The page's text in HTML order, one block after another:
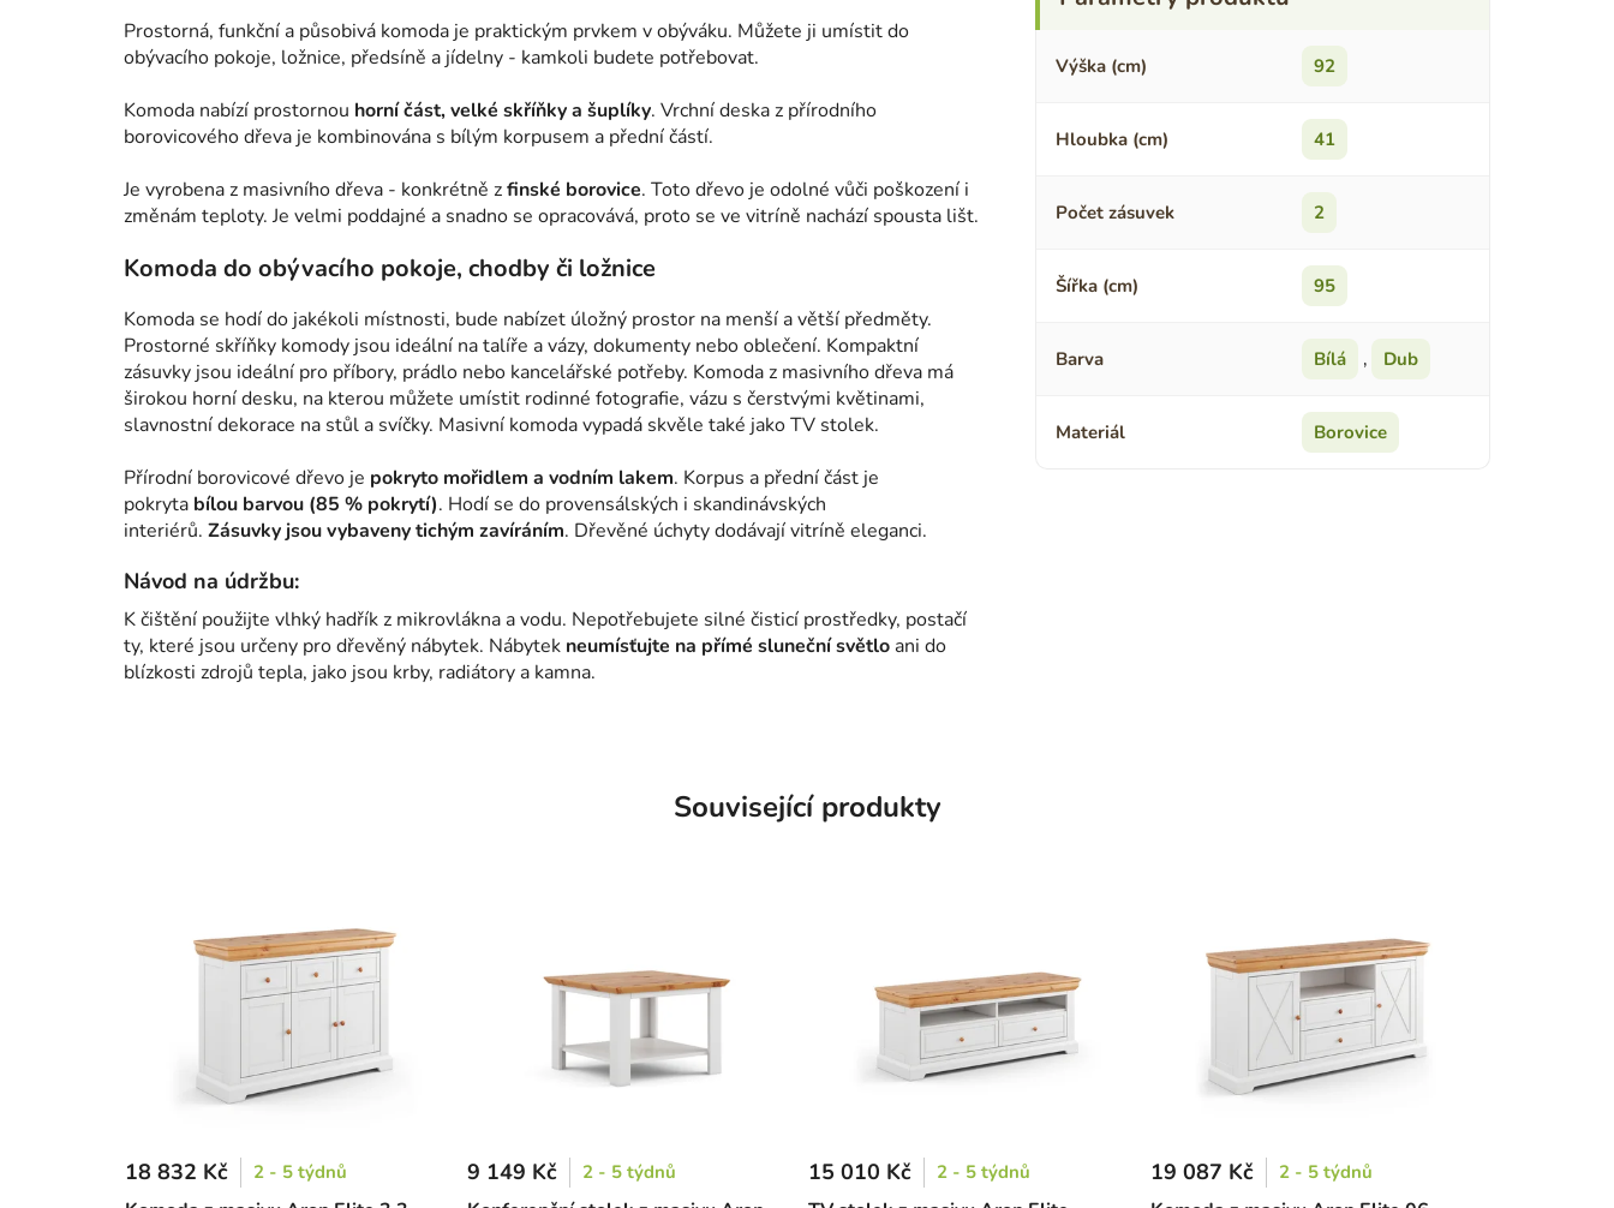
Prostorná, funkční a působivá komoda je praktickým prvkem v obýváku. Můžete ji umístit do
obývacího pokoje, ložnice, předsíně a jídelny - kamkoli budete potřebovat.
Komoda nabízí prostornou horní část, velké skříňky a šuplíky. Vrchní deska z přírodního
borovicového dřeva je kombinována s bílým korpusem a přední částí.
Je vyrobena z masivního dřeva - konkrétně zfinské borovice. Toto dřevo je odolné vůči poškození i
změnám teploty. Je velmi poddajné a snadno se opracovává, proto se ve vitríně nachází spousta lišt.
Komoda do obývacího pokoje, chodby či ložnice
Komoda se hodí do jakékoli místnosti, bude nabízet úložný prostor na menší a větší předměty.
Prostorné skříňky komody jsou ideální na talíře a vázy, dokumenty nebo oblečení. Kompaktní
zásuvky jsou ideální pro příbory, prádlo nebo kancelářské potřeby. Komoda z masivního dřeva má
širokou horní desku, na kterou můžete umístit rodinné fotografie, vázu s čerstvými květinami,
slavnostní dekorace na stůl a svíčky. Masivní komoda vypadá skvěle také jako TV stolek.
Přírodní borovicové dřevo je pokryto mořidlem a vodním lakem. Korpus a přední část je
pokryta bílou barvou (85 % pokrytí). Hodí se do provensálských i skandinávských
interiérů. Zásuvky jsou vybaveny tichým zavíráním. Dřevěné úchyty dodávají vitríně eleganci.
Návod na údržbu:
K čištění použijte vlhký hadřík z mikrovlákna a vodu. Nepotřebujete silné čisticí prostředky, postačí
ty, které jsou určeny pro dřevěný nábytek. Nábytek neumísťujte na přímé sluneční světlo ani do
blízkosti zdrojů tepla, jako jsou krby, radiátory a kamna.
Výška (cm) 92
Hloubka (cm) 41
Počet zásuvek 2
Šířka (cm) 95
Barva Bílá , Dub
Materiál Borovice
Související produkty
18 832 Kč 2 - 5 týdnů 9 149 Kč 2 - 5 týdnů 15 010 Kč 2 - 5 týdnů 19 087 Kč 2 - 5 týdnů